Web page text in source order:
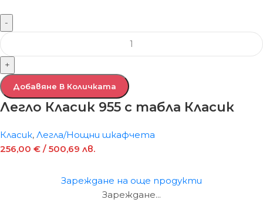
-
+
Добавяне В Количката
Легло Класик 955 с табла Класик
Класик, Легла/Нощни шкафчета
256,00 € / 500,69 лв.
Зареждане на още продукти
Зареждане...